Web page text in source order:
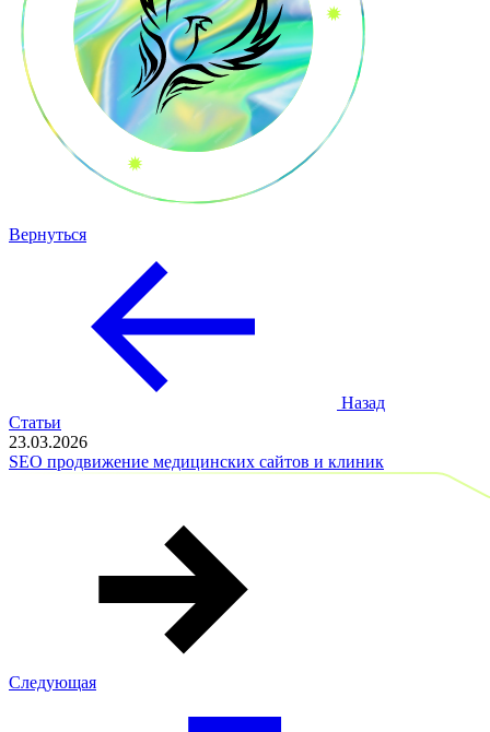
Вернуться
Назад
Статьи
23.03.2026
SEO продвижение медицинских сайтов и клиник
Следующая